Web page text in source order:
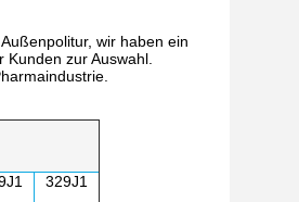
wir haben ein
zur Auswahl.
329J1